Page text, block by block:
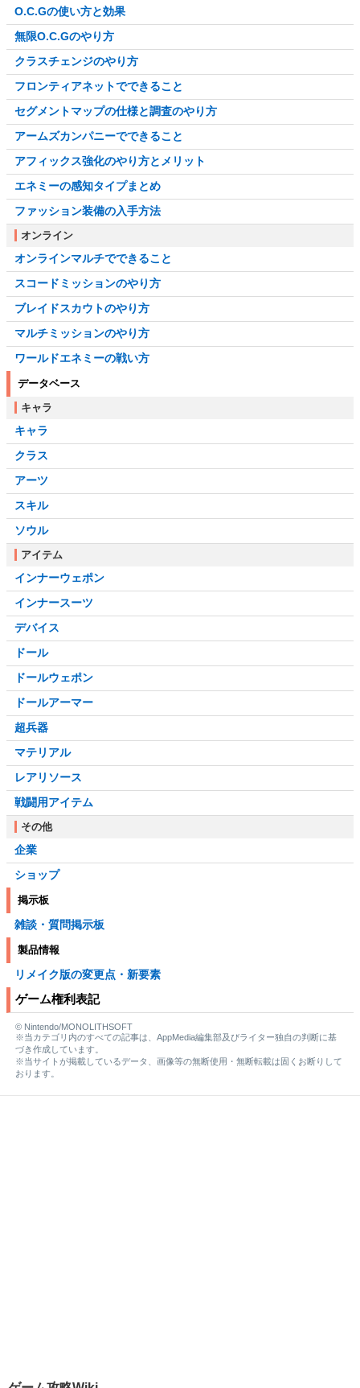
O.C.Gの使い方と効果
無限O.C.Gのやり方
クラスチェンジのやり方
フロンティアネットでできること
セグメントマップの仕様と調査のやり方
アームズカンパニーでできること
アフィックス強化のやり方とメリット
エネミーの感知タイプまとめ
ファッション装備の入手方法
オンライン
オンラインマルチでできること
スコードミッションのやり方
ブレイドスカウトのやり方
マルチミッションのやり方
ワールドエネミーの戦い方
データベース
キャラ
キャラ
クラス
アーツ
スキル
ソウル
アイテム
インナーウェポン
インナースーツ
デバイス
ドール
ドールウェポン
ドールアーマー
超兵器
マテリアル
レアリソース
戦闘用アイテム
その他
企業
ショップ
掲示板
雑談・質問掲示板
製品情報
リメイク版の変更点・新要素
ゲーム権利表記
© Nintendo/MONOLITHSOFT
※当カテゴリ内のすべての記事は、AppMedia編集部及びライター独自の判断に基
づき作成しています。
※当サイトが掲載しているデータ、画像等の無断使用・無断転載は固くお断りして
おります。